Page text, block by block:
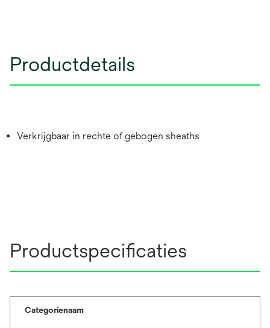
Productdetails
Verkrijgbaar in rechte of gebogen sheaths
Productspecificaties
Categorienaam